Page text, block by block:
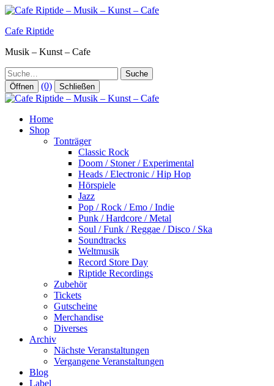
Zum
springen
Cafe Riptide
Musik – Kunst – Cafe
Suche
Öffnen (0) Schließen
Home
Shop
Tonträger
Classic Rock
Doom / Stoner / Experimental
Heads / Electronic / Hip Hop
Hörspiele
Jazz
Pop / Rock / Emo / Indie
Punk / Hardcore / Metal
Soul / Funk / Reggae / Disco / Ska
Soundtracks
Weltmusik
Record Store Day
Riptide Recordings
Zubehör
Tickets
Gutscheine
Merchandise
Diverses
Archiv
Nächste Veranstaltungen
Vergangene Veranstaltungen
Blog
Label